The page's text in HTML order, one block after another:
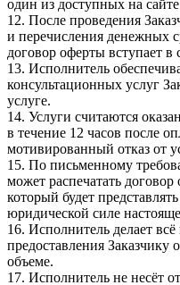
один из доступных на
12. После проведения
и перечисления денежных
договор оферты вступает в
13. Исполнитель
консультационных услуг
услуге.
14. Услуги считаются
в течение 12 часов после
мотивированный отказ от
15. По письменному
может распечатать
который будет
юридической силе
16. Исполнитель делает
предоставления
объеме.
17. Исполнитель не несёт